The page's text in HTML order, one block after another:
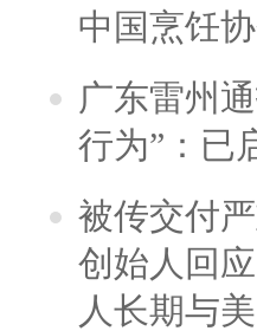
中国烹饪
广东雷州
行为”：已
被传交付
创始人回
人长期与